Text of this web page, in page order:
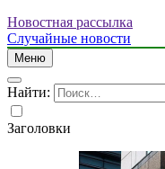
Новостная рассылка
Случайные новости
Меню
Найти:
Заголовки